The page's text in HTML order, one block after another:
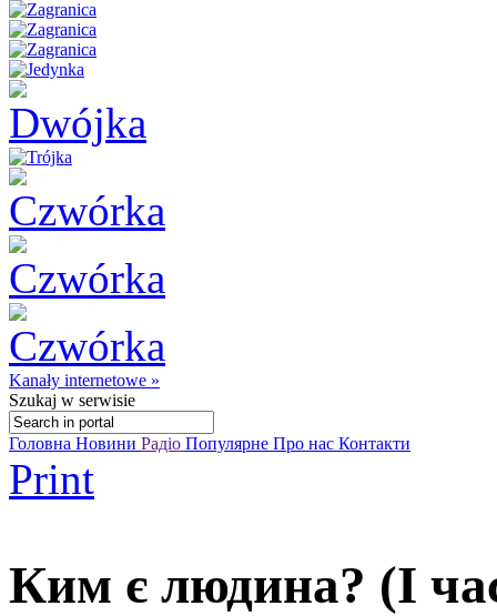
Kanały internetowe »
Szukaj w serwisie
Головна Новини Радіо Популярне Про нас Контакти
Print
Ким є людина? (І